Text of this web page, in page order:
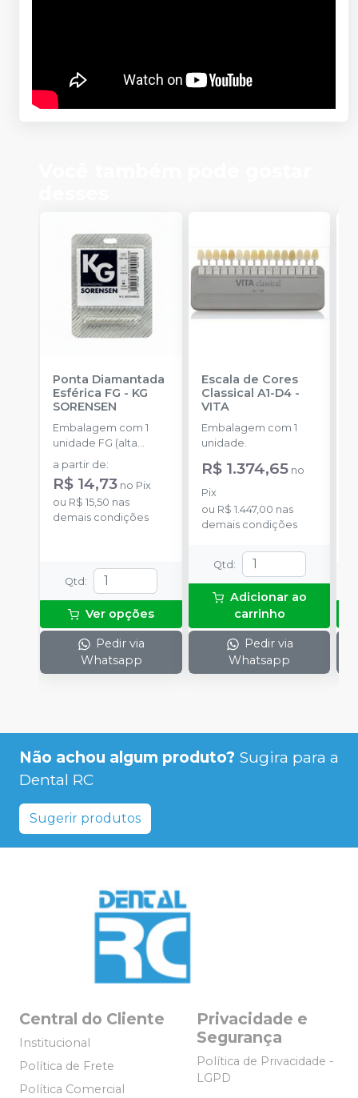
Ponta Diamantada
Esférica FG - KG
SORENSEN
Embalagem com 1
unidade FG (alta
rotação).
a partir de:
R$ 14,73 no Pix
ou R$ 15,50 nas
demais condições
Qtd:
Ver opções
Pedir via
Whatsapp
Escala de Cores
Classical A1-D4-
VITA
Embalagem com 1
unidade.
R$ 1.374,65 no
Pix
ou R$ 1.447,00 nas
demais condições
Qtd:
Adicionar ao
carrinho
Pedir via
Whatsapp
Não achou algum produto? Sugira para a
Dental RC
Sugerir produtos
Central do Cliente
Institucional
Política de Frete
Política Comercial
Privacidade e
Segurança
Política de Privacidade -
LGPD